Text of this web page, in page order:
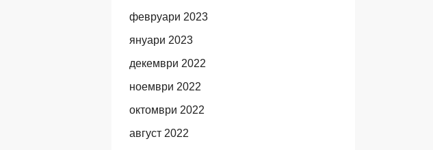
февруари 2023
януари 2023
декември 2022
ноември 2022
октомври 2022
август 2022